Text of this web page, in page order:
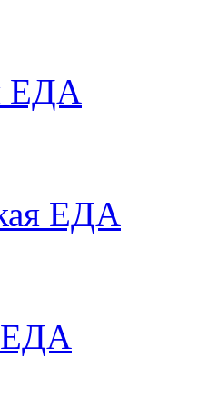
ЕДА
ЕДА
ЕДА